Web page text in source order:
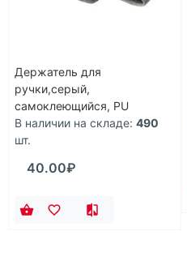
Держатель для
ручки,серый,
самоклеющийся, PU
В наличии на складе: 490
шт.
40.00₽